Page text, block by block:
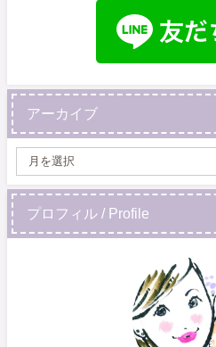
アーカイブ
プロフィル / Profile